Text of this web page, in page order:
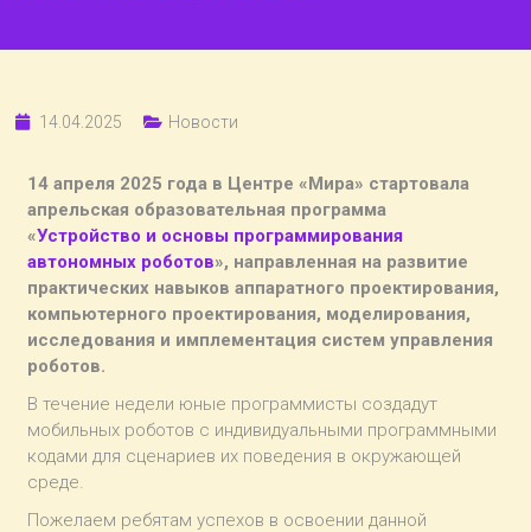
14.04.2025 Новости
14 апреля 2025 года в Центре «Мира» стартовала
апрельская образовательная программа
«Устройство и основы программирования
автономных роботов», направленная на развитие
практических навыков аппаратного проектирования,
компьютерного проектирования, моделирования,
исследования и имплементация систем управления
роботов.
В течение недели юные программисты создадут
мобильных роботов с индивидуальными программными
кодами для сценариев их поведения в окружающей
среде.
Пожелаем ребятам успехов в освоении данной